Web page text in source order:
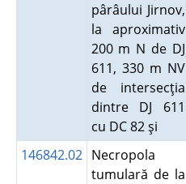
pârâului Jirnov,
la aproximativ
200 m N de DJ
611, 330 m NV
de intersecţia
dintre DJ 611
cu DC 82 şi
146842.02 Necropola
tumulară de la